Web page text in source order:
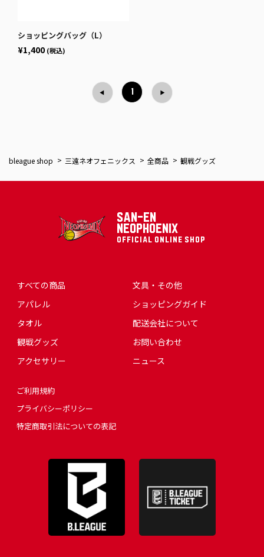
ショッピングバッグ（L）
¥1,400 (税込)
1
bleague shop 三遠ネオフェニックス 全商品 観戦グッズ
SAN-EN
NEOPHOENIX
OFFICIAL ONLINE SHOP
すべての商品
アパレル
タオル
観戦グッズ
アクセサリー
文具・その他
ショッピングガイド
配送会社について
お問い合わせ
ニュース
ご利用規約
プライバシーポリシー
特定商取引法についての表記